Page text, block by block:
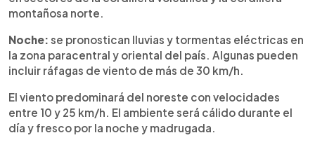
montañosa norte.
Noche: se pronostican lluvias y tormentas eléctricas en
la zona paracentral y oriental del país. Algunas pueden
incluir ráfagas de viento de más de 30 km/h.
El viento predominará del noreste con velocidades
entre 10 y 25 km/h. El ambiente será cálido durante el
día y fresco por la noche y madrugada.